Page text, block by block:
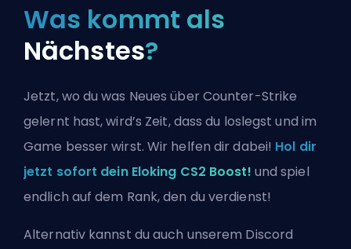
Was kommt als
Nächstes?
Jetzt, wo du was Neues über Counter-Strike
gelernt hast, wird’s Zeit, dass du loslegst und im
Game besser wirst. Wir helfen dir dabei! Hol dir
jetzt sofort dein Eloking CS2 Boost! und spiel
endlich auf dem Rank, den du verdienst!
Alternativ kannst du auch unserem Discord